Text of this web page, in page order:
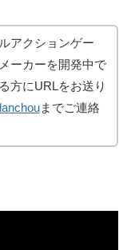
アクションゲー
ーカーを開発中で
方にURLをお送り
までご連絡